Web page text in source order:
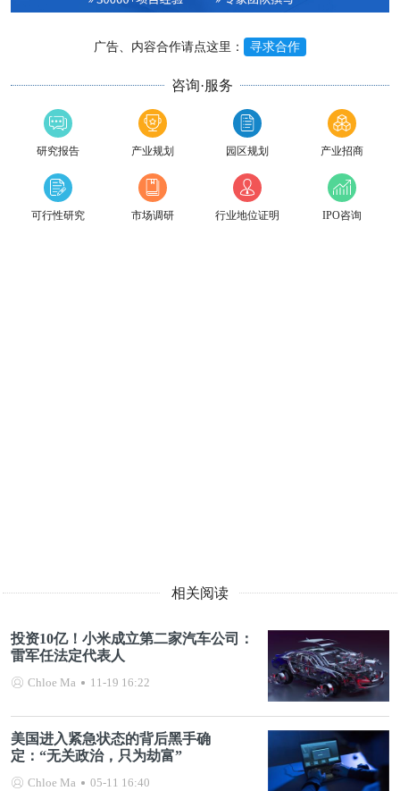
广告、内容合作请点这里： 寻求合作
咨询·服务
研究报告 产业规划 园区规划 产业招商
可行性研究 市场调研 行业地位证明 IPO咨询
相关阅读
投资10亿！小米成立第二家汽车公司：
雷军任法定代表人
Chloe Ma 11-19 16:22
美国进入紧急状态的背后黑手确
定：“无关政治，只为劫富”
Chloe Ma 05-11 16:40